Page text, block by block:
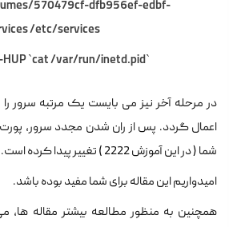
570479cf-dfb956ef-edbf-
/etc/services
`cat /var/run/inetd.pid`
در مرحله آخر نیز می بایست یک مرتبه سرور را
شما ( در این آموزش 2222 ) تغییر پیدا کرده است.
امیدواریم این مقاله برای شما مفید بوده باشد.
همچنین به منظور مطالعه بیشتر مقاله ها،